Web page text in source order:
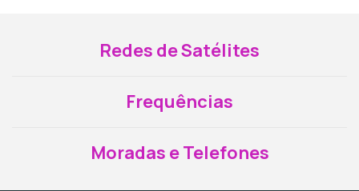
Redes de Satélites
Frequências
Moradas e Telefones